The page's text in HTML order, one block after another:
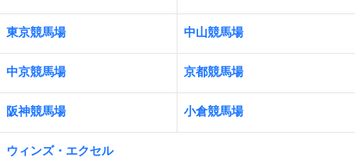
東京競馬場 中山競馬場
中京競馬場 京都競馬場
阪神競馬場 小倉競馬場
ウィンズ・エクセル